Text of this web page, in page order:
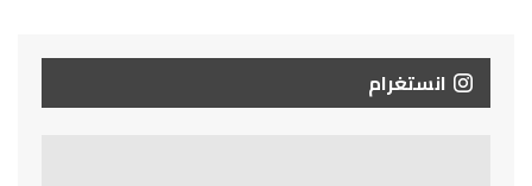
انستغرام